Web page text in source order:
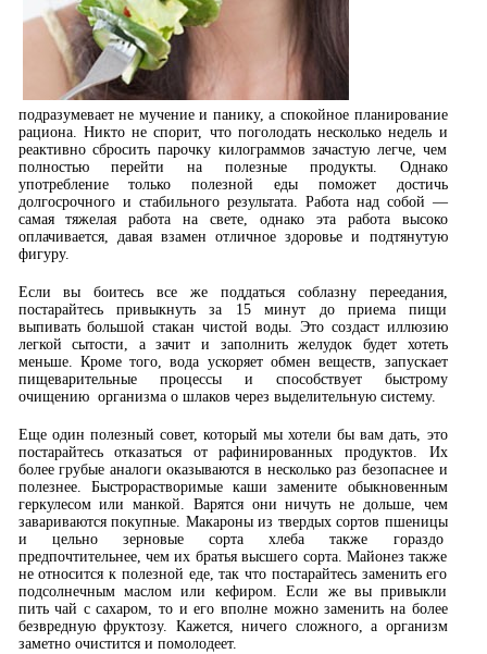
подразумевает не мучение и панику, а спокойное планирование
рациона. Никто не спорит, что поголодать несколько недель и
реактивно сбросить парочку килограммов зачастую легче, чем
полностью перейти на полезные продукты. Однако
употребление только полезной еды поможет достичь
долгосрочного и стабильного результата. Работа над собой —
самая тяжелая работа на свете, однако эта работа высоко
оплачивается, давая взамен отличное здоровье и подтянутую
фигуру.
Если вы боитесь все же поддаться соблазну переедания,
постарайтесь привыкнуть за 15 минут до приема пищи
выпивать большой стакан чистой воды. Это создаст иллюзию
легкой сытости, а зачит и заполнить желудок будет хотеть
меньше. Кроме того, вода ускоряет обмен веществ, запускает
пищеварительные процессы и способствует быстрому
очищению организма о шлаков через выделительную систему.
Еще один полезный совет, который мы хотели бы вам дать, это
постарайтесь отказаться от рафинированных продуктов. Их
более грубые аналоги оказываются в несколько раз безопаснее и
полезнее. Быстрорастворимые каши замените обыкновенным
геркулесом или манкой. Варятся они ничуть не дольше, чем
завариваются покупные. Макароны из твердых сортов пшеницы
и цельно зерновые сорта хлеба также гораздо
предпочтительнее, чем их братья высшего сорта. Майонез также
не относится к полезной еде, так что постарайтесь заменить его
подсолнечным маслом или кефиром. Если же вы привыкли
пить чай с сахаром, то и его вполне можно заменить на более
безвредную фруктозу. Кажется, ничего сложного, а организм
заметно очистится и помолодеет.